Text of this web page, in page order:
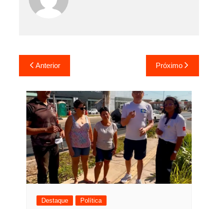
Navegação
de
Post
Anterior Próximo
Destaque Política